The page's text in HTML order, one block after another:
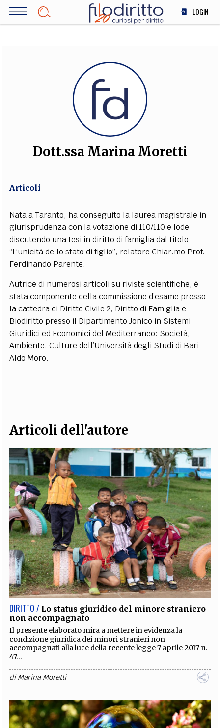
Salta
LOGIN
SOCIETÀ
MEDICINA
SCIENZA
STORIA E FILOSOFIA
INNOVAZIONE
ALTRO
FILODIRITTO
EXTRA
CODICI RUBRICHE LIBRI PROCEEDINGS PUBBLICITÀ CONTATTI
SOCIAL MEDIA
Dott.ssa Marina Moretti
Articoli
Nata a Taranto, ha conseguito la laurea magistrale in
giurisprudenza con la votazione di 110/110 e lode
discutendo una tesi in diritto di famiglia dal titolo
“L’unicità dello stato di figlio”, relatore Chiar.mo Prof.
Ferdinando Parente.
Autrice di numerosi articoli su riviste scientifiche, è
stata componente della commissione d’esame presso
la cattedra di Diritto Civile 2, Diritto di Famiglia e
Biodiritto presso il Dipartimento Jonico in Sistemi
Giuridici ed Economici del Mediterraneo: Società,
Ambiente, Culture dell’Università degli Studi di Bari
Aldo Moro.
Articoli dell'autore
DIRITTO / Lo status giuridico del minore straniero
non accompagnato
Il presente elaborato mira a mettere in evidenza la
condizione giuridica dei minori stranieri non
accompagnati alla luce della recente legge 7 aprile 2017 n.
47...
diMarina Moretti